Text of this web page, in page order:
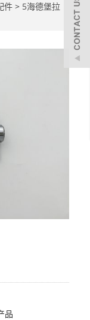
件 > 5海德堡拉
品